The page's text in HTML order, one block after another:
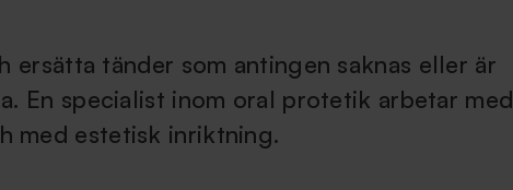
tänder som antingen saknas eller är
En specialist inom oral protetik arbetar med
med estetisk inriktning.